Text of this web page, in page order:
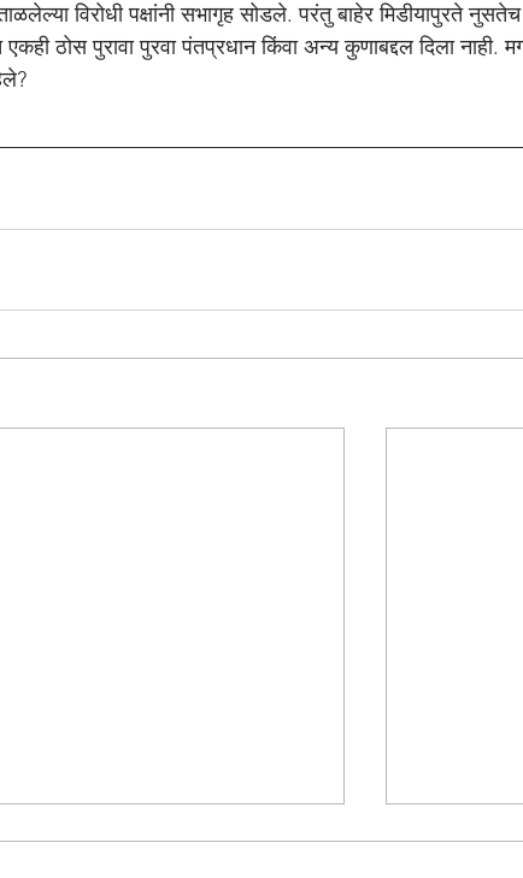
विरोधी पक्षांनी सभागृह सोडले. परंतु बाहेर मिडीयापुरते
ठोस पुरावा पुरवा पंतप्रधान किंवा अन्य कुणाबद्दल दिला नाही.